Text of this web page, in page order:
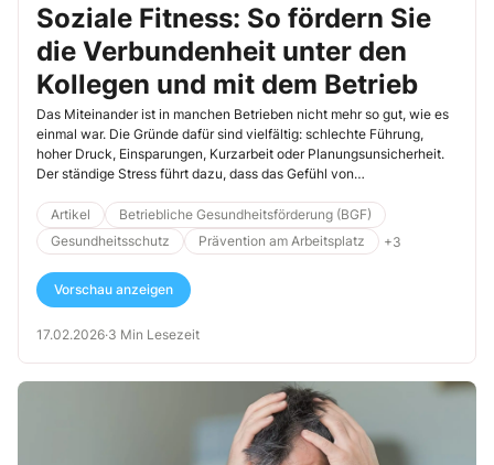
Soziale Fitness: So fördern Sie
die Verbundenheit unter den
Kollegen und mit dem Betrieb
Das Miteinander ist in manchen Betrieben nicht mehr so gut, wie es
einmal war. Die Gründe dafür sind vielfältig: schlechte Führung,
hoher Druck, Einsparungen, Kurzarbeit oder Planungsunsicherheit.
Der ständige Stress führt dazu, dass das Gefühl von
Strecke bleibt. Dabei ist genau dieses Verbundenheitsgefühl oft der
Grund, warum Kollegen gern zur Arbeit kommen, motiviert sind und
Leistung zeigen. Auch für die Gesundheit ist Verbundenheit am
Arbeitsplatz zentral. Erfahren Sie mehr über dieses zutiefst
menschliche Thema und darüber, wie Sie die soziale Fitness in Ihrem
Betrieb stärken können.
Artikel
Betriebliche Gesundheitsförderung (BGF)
Gesundheitsschutz
Prävention am Arbeitsplatz +3
Vorschau anzeigen
17.02.2026·3 Min Lesezeit